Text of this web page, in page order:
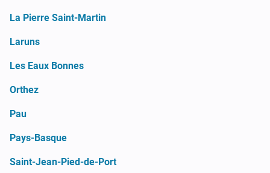
La Pierre Saint-Martin
Laruns
Les Eaux Bonnes
Orthez
Pau
Pays-Basque
Saint-Jean-Pied-de-Port